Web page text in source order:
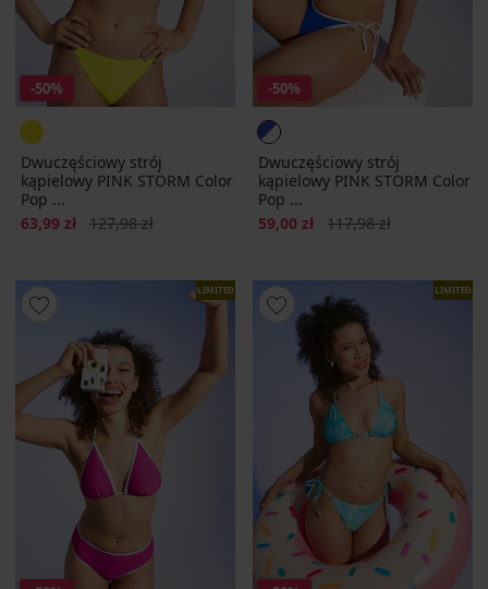
-50%
Dwuczęściowy strój
kąpielowy PINK STORM Color
Pop ...
Zniżka
63,99 zł Pierwotna cena
127,98 zł
-50%
Dwuczęściowy strój
kąpielowy PINK STORM Color
Pop ...
Zniżka
59,00 zł Pierwotna cena
117,98 zł
LIMITED LIMITED